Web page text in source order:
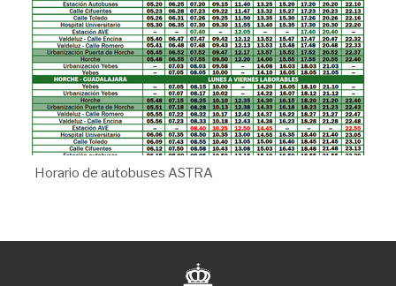
Horario de autobuses ASTRA